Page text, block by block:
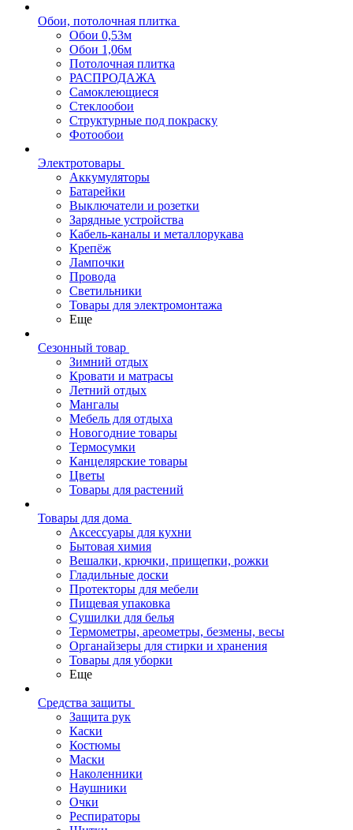
Обои, потолочная плитка
Обои 0,53м
Обои 1,06м
Потолочная плитка
РАСПРОДАЖА
Самоклеющиеся
Стеклообои
Структурные под покраску
Фотообои
Электротовары
Аккумуляторы
Батарейки
Выключатели и розетки
Зарядные устройства
Кабель-каналы и металлорукава
Крепёж
Лампочки
Провода
Светильники
Товары для электромонтажа
Еще
Сезонный товар
Зимний отдых
Кровати и матрасы
Летний отдых
Мангалы
Мебель для отдыха
Новогодние товары
Термосумки
Канцелярские товары
Цветы
Товары для растений
Товары для дома
Аксессуары для кухни
Бытовая химия
Вешалки, крючки, прищепки, рожки
Гладильные доски
Протекторы для мебели
Пищевая упаковка
Сушилки для белья
Термометры, ареометры, безмены, весы
Органайзеры для стирки и хранения
Товары для уборки
Еще
Средства защиты
Защита рук
Каски
Костюмы
Маски
Наколенники
Наушники
Очки
Респираторы